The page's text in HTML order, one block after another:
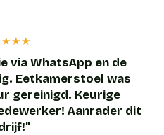
via WhatsApp en de
Eetkamerstoel was
gereinigd. Keurige
Aanrader dit
”